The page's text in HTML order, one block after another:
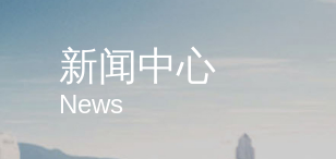
新闻中心
News